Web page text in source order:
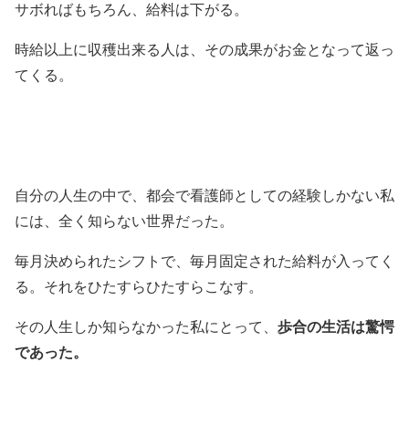
サボればもちろん、給料は下がる。
時給以上に収穫出来る人は、その成果がお金となって返っ
てくる。
自分の人生の中で、都会で看護師としての経験しかない私
には、全く知らない世界だった。
毎月決められたシフトで、毎月固定された給料が入ってく
る。それをひたすらひたすらこなす。
その人生しか知らなかった私にとって、 歩合の生活は驚愕
であった。